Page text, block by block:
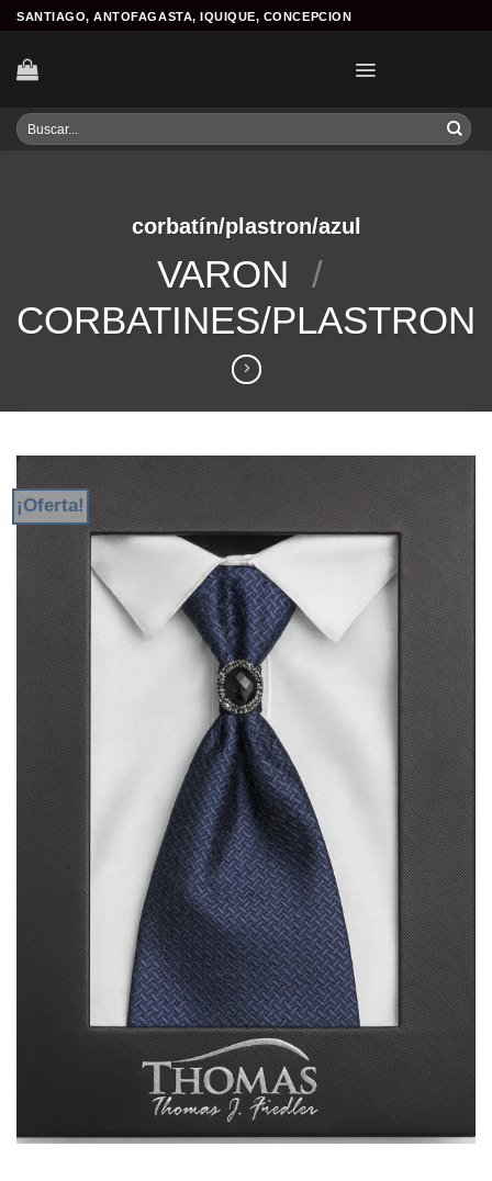
Skip
content
SANTIAGO, ANTOFAGASTA, IQUIQUE, CONCEPCION
Buscar
por:
corbatín/plastron/azul
VARON /
CORBATINES/PLASTRON
¡Oferta!